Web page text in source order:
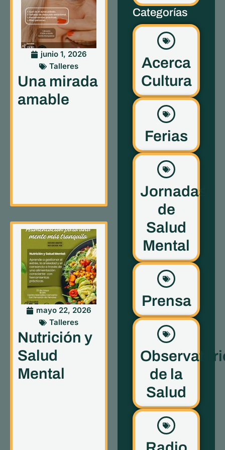
junio 1, 2026
Talleres
Una mirada
amable
mayo 22, 2026
Talleres
Nutrición y
Salud
Mental
Categorías
Acerca
Cultura
Ferias
Jornadas
de
Salud
Mental
Prensa
de la
Salud